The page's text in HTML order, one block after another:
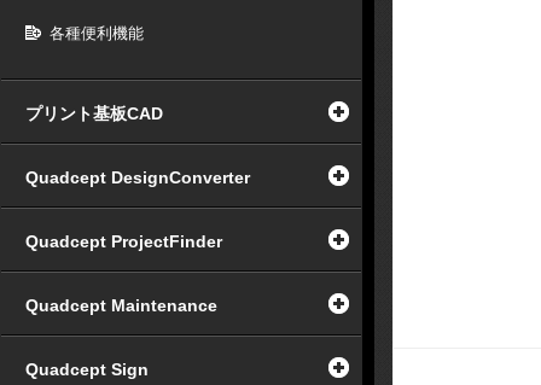
各種便利機能
プリント基板CAD
Quadcept DesignConverter
Quadcept ProjectFinder
Quadcept Maintenance
Quadcept Sign